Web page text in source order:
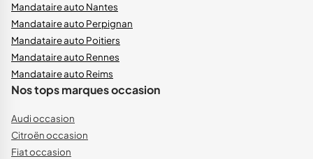
Mandataire auto Nantes
Mandataire auto Perpignan
Mandataire auto Poitiers
Mandataire auto Rennes
Mandataire auto Reims
Nos tops marques occasion
Audi occasion
Citroën occasion
Fiat occasion